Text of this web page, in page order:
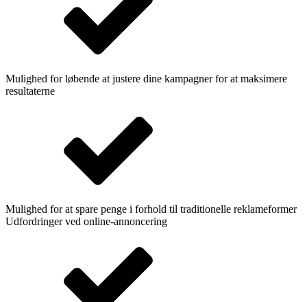
Mulighed for løbende at justere dine kampagner for at maksimere
resultaterne
Mulighed for at spare penge i forhold til traditionelle reklameformer
Udfordringer ved online-annoncering